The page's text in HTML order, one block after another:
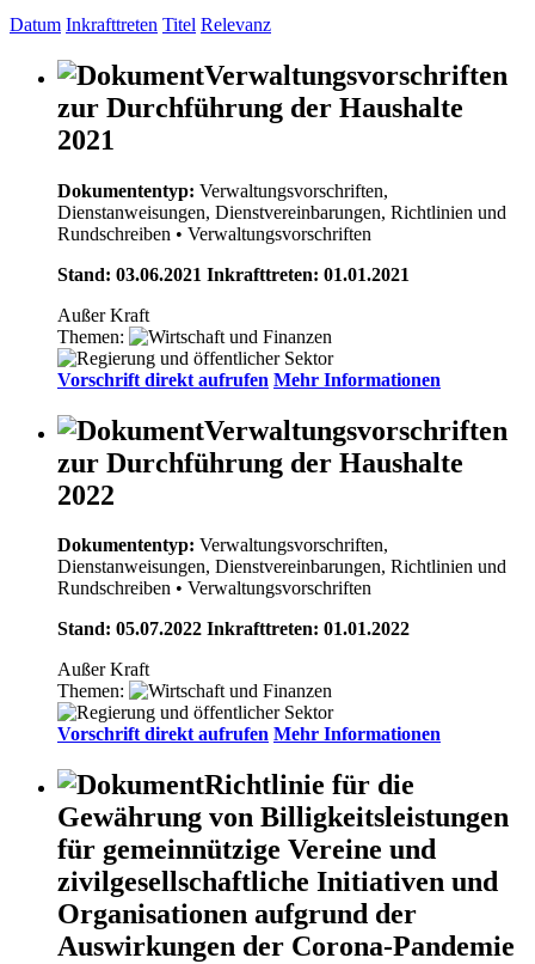
Datum Inkrafttreten Titel Relevanz
Verwaltungsvorschriften
zur Durchführung der Haushalte
2021
Dokumententyp: Verwaltungsvorschriften,
Dienstanweisungen, Dienstvereinbarungen, Richtlinien und
Rundschreiben • Verwaltungsvorschriften
Stand: 03.06.2021 Inkrafttreten: 01.01.2021
Außer Kraft
Themen:
Vorschrift direkt aufrufen Mehr Informationen
Verwaltungsvorschriften
zur Durchführung der Haushalte
2022
Dokumententyp: Verwaltungsvorschriften,
Dienstanweisungen, Dienstvereinbarungen, Richtlinien und
Rundschreiben • Verwaltungsvorschriften
Stand: 05.07.2022 Inkrafttreten: 01.01.2022
Außer Kraft
Themen:
Vorschrift direkt aufrufen Mehr Informationen
Richtlinie für die
Gewährung von Billigkeitsleistungen
für gemeinnützige Vereine und
zivilgesellschaftliche Initiativen und
Organisationen aufgrund der
Auswirkungen der Corona-Pandemie